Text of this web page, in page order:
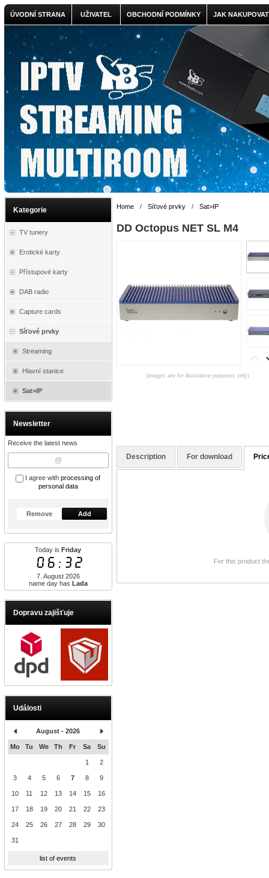
ÚVODNÍ STRANA UŽIVATEL OBCHODNÍ PODMÍNKY JAK NAKUPOVAT
Kategorie
TV tunery
Erotické karty
Přístupové karty
DAB radio
Capture cards
Síťové prvky
Streaming
Hlavní stanice
Sat>IP
Newsletter
Receive the latest news
I agree withprocessing of
personal data
Remove Add
Today isFriday
06:32
7. August 2026
name day has Lada
Dopravu zajišťuje
Události
August - 2026
Mo Tu We Th Fr Sa Su
1 2
3 4 5 6 7 8 9
10 11 12 13 14 15 16
17 18 19 20 21 22 23
24 25 26 27 28 29 30
31
list of events
Home / Síťové prvky / Sat>IP
DD Octopus NET SL M4
(images are for illustrative purposes only)
Description For download
For this product